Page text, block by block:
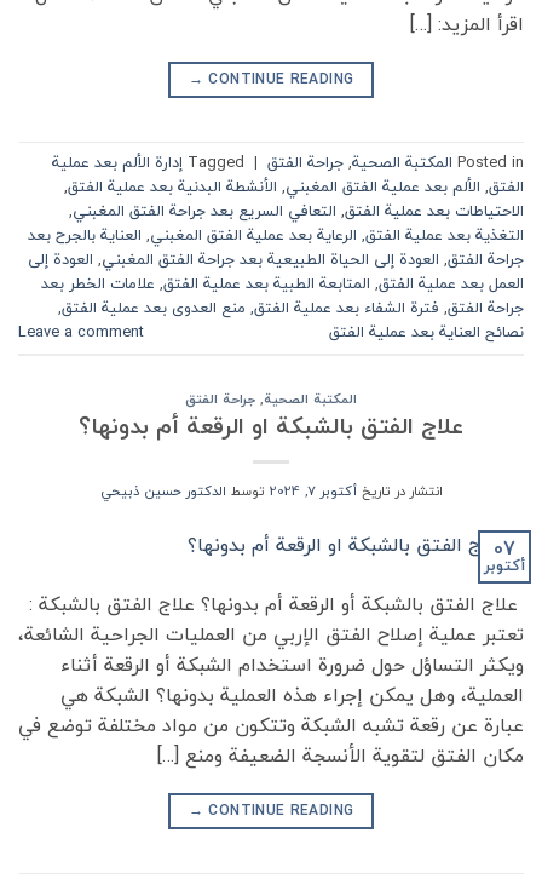
اقرأ المزيد: […]
CONTINUE READING
→
Posted in المكتبة الصحية,جراحة الفتق |
Tagged إدارة الألم بعد عملية
الفتق, الألم بعد عملية الفتق المغبني, الأنشطة البدنية بعد عملية الفتق,
الاحتياطات بعد عملية الفتق, التعافي السريع بعد جراحة الفتق المغبني,
التغذية بعد عملية الفتق, الرعاية بعد عملية الفتق المغبني, العناية بالجرح بعد
جراحة الفتق, العودة إلى الحياة الطبيعية بعد جراحة الفتق المغبني, العودة إلى
العمل بعد عملية الفتق, المتابعة الطبية بعد عملية الفتق, علامات الخطر بعد
جراحة الفتق, فترة الشفاء بعد عملية الفتق, منع العدوى بعد عملية الفتق,
نصائح العناية بعد عملية الفتق
Leave a comment
المكتبة الصحية, جراحة الفتق
علاج الفتق بالشبكة او الرقعة أم بدونها؟
انتشار در تاریخأكتوبر 7, 2024 توسط الدكتور حسين ذبيحي
07
أكتوبر
علاج الفتق بالشبكة أو الرقعة أم بدونها؟ علاج الفتق بالشبكة :
تعتبر عملية إصلاح الفتق الإربي من العمليات الجراحية الشائعة،
ويكثر التساؤل حول ضرورة استخدام الشبكة أو الرقعة أثناء
العملية، وهل يمكن إجراء هذه العملية بدونها؟ الشبكة هي
عبارة عن رقعة تشبه الشبكة وتتكون من مواد مختلفة توضع في
مكان الفتق لتقوية الأنسجة الضعيفة ومنع […]
CONTINUE READING
→